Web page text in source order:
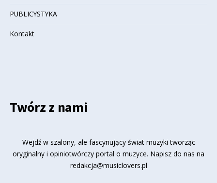
PUBLICYSTYKA
Kontakt
Twórz z nami
Wejdź w szalony, ale fascynujący świat muzyki tworząc
oryginalny i opiniotwórczy portal o muzyce. Napisz do nas na
redakcja@musiclovers.pl